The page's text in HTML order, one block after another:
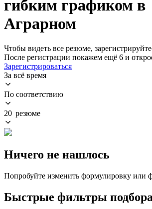
гибким графиком в
Аграрном
Чтобы видеть все резюме,
После регистрации покажем ещё 6 и
Зарегистрироваться
За всё время
По соответствию
20 резюме
Ничего не нашлось
Попробуйте изменить формулировку или
Быстрые фильтры